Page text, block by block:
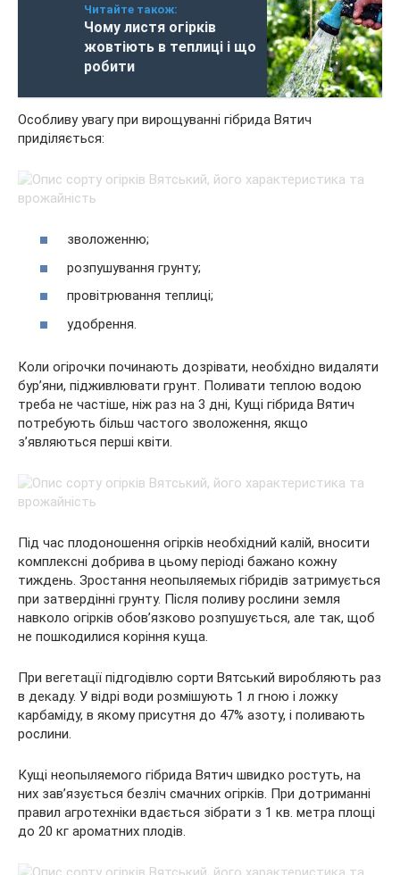
Читайте також:
Чому листя огірків
жовтіють в теплиці і що
робити
Особливу увагу при вирощуванні гібрида Вятич
приділяється:
зволоженню;
розпушування грунту;
провітрювання теплиці;
удобрення.
Коли огірочки починають дозрівати, необхідно видаляти
бур’яни, підживлювати грунт. Поливати теплою водою
треба не частіше, ніж раз на 3 дні, Кущі гібрида Вятич
потребують більш частого зволоження, якщо
з’являються перші квіти.
Під час плодоношення огірків необхідний калій, вносити
комплексні добрива в цьому періоді бажано кожну
тиждень. Зростання неопыляемых гібридів затримується
при затвердінні грунту. Після поливу рослини земля
навколо огірків обов’язково розпушується, але так, щоб
не пошкодилися коріння куща.
При вегетації підгодівлю сорти Вятський виробляють раз
в декаду. У відрі води розмішують 1 л гною і ложку
карбаміду, в якому присутня до 47% азоту, і поливають
рослини.
Кущі неопыляемого гібрида Вятич швидко ростуть, на
них зав’язується безліч смачних огірків. При дотриманні
правил агротехніки вдається зібрати з 1 кв. метра площі
до 20 кг ароматних плодів.